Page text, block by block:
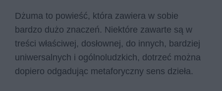
Dżuma to powieść, która zawiera w sobie
bardzo dużo znaczeń. Niektóre zawarte są w
treści właściwej, dosłownej, do innych, bardziej
uniwersalnych i ogólnoludzkich, dotrzeć można
dopiero odgadując metaforyczny sens dzieła.